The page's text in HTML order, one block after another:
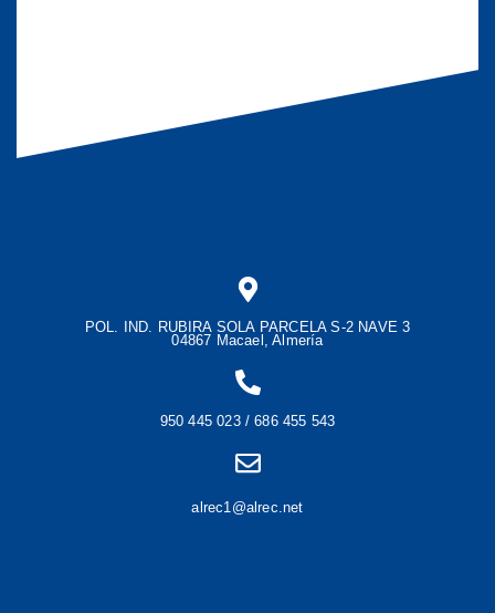
POL. IND. RUBIRA SOLA PARCELA S-2 NAVE 3
04867 Macael, Almería
950 445 023 / 686 455 543
alrec1@alrec.net